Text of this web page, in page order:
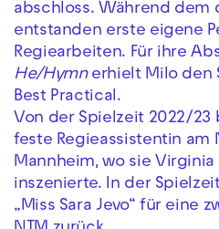
abschloss. Während dem
entstanden erste eigene
Regiearbeiten. Für ihre
He/Hymnerhielt Milo den
Best Practical.
Von der Spielzeit 2022/23
feste Regieassistentin am
Mannheim, wo sie Virginia
inszenierte. In der
„Miss Sara Jevo“ für eine